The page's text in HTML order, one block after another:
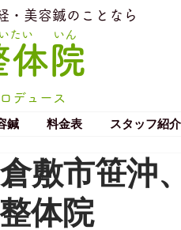
・美容鍼のことなら
体院
たい いん
デュース
鍼 料金表 スタッフ紹介
敷市笹沖
体院